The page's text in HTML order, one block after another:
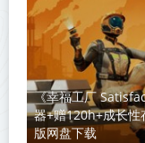
《幸福工厂
器+赠120h+成长性
版网盘下载